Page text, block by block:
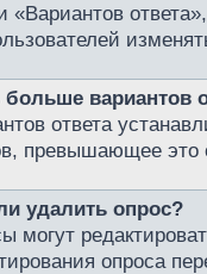
вариантов
ответа
превышающее
удалить опрос?
могут
опроса